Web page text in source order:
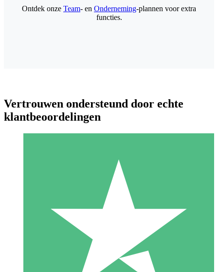
Individuele Creditpakketten
Betaal per gebruik met downloadtegoeden. Geen maandelijkse
1000
Ontdek onze Team- en Onderneming-plannen voor extra
functies.
Vertrouwen ondersteund door echte
klantbeoordelingen